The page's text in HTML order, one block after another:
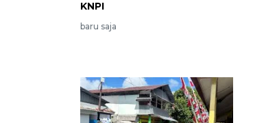
KNPI
baru saja